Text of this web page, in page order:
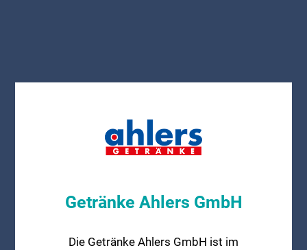
Getränke Ahlers GmbH
Die Getränke Ahlers GmbH ist im